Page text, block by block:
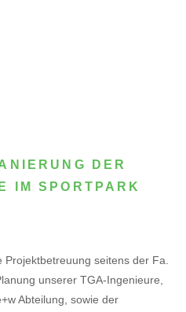
DER
IM SPORTPARK
seitens der Fa.
unserer TGA-Ingenieure,
Abteilung, sowie der